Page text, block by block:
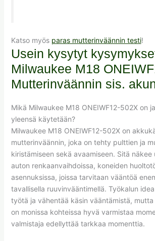
Katso myös paras mutterinväännin testi!
Usein kysytyt
Milwaukee M18
Mutterinväännin sis.
Mikä Milwaukee M18 ONEIWF12-502X on
yleensä käytetään?
Milwaukee M18 ONEIWF12-502X on
mutterinväännin, joka on tehty pulttien ja
kiristämiseen sekä avaamiseen. Sitä näkee
auton renkaanvaihdoissa, koneiden
asennuksissa, joissa tarvitaan vääntöä
tavallisella ruuvinvääntimellä. Työkalun
työtä ja vähentää käsin vääntämistä,
on monissa kohteissa hyvä varmistaa
valmistaja edellyttää tarkkaa momenttia.